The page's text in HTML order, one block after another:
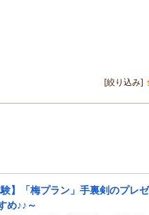
[絞り込み]
】「梅プラン」手裏剣のプレ
め♪♪～